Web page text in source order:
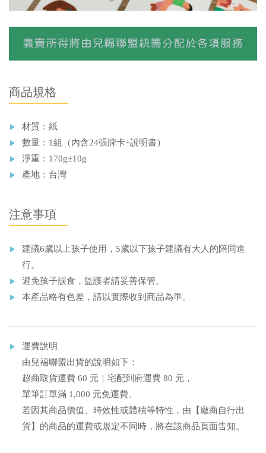
商品規格
材質：紙
數量：1組（內含24張牌卡+說明書）
淨重：170g±10g
產地：台灣
注意事項
建議6歲以上孩子使用，5歲以下孩子建議有大人的陪同進
行。
避免孩子誤食，監護者請妥善保管。
本產品略有色差，請以實際收到商品為準。
運費說明
由兒福聯盟出貨的說明如下：
超商取貨運費 60 元｜宅配到府運費 80 元，
單筆訂單滿 1,000 元免運費。
若因其商品價值、時效性或體積等特性，由【廠商自行出
貨】的商品的運費或規定不同時，將在該商品頁面告知。